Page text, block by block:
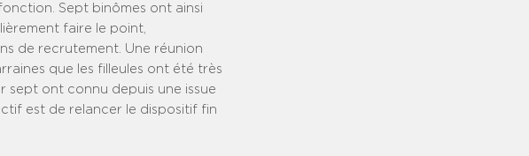
Sept binômes ont ainsi
faire le point,
de recrutement. Une réunion
que les filleules ont été très
sept ont connu depuis une issue
est de relancer le dispositif fin